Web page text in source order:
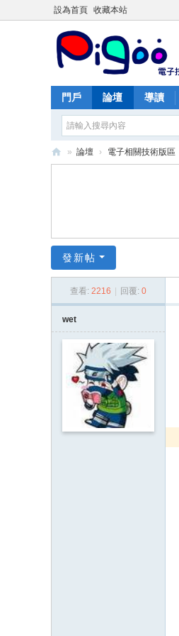
設為首頁 收藏本站
門戶 論壇 導讀
酷
» 論壇 › 電子相關技術版區
發新帖
查看: 2216 回覆: 0
wet